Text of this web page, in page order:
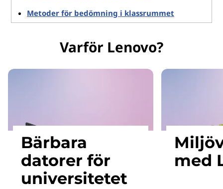
Metoder för bedömning i klassrummet
Varför Lenovo?
Bärbara
datorer för
universitetet
med